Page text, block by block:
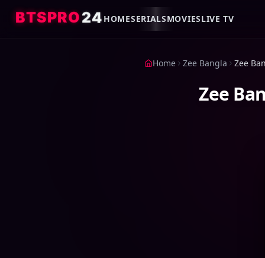
BTSPRO24 HOMESERIALSMOVIESLIVE TV
Home Zee Bangla
Zee